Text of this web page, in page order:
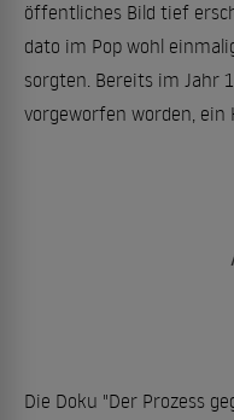
öffentliches Bild tief
dato im Pop wohl
sorgten. Bereits im Jahr
vorgeworfen worden, ein
Die Doku "Der Prozess